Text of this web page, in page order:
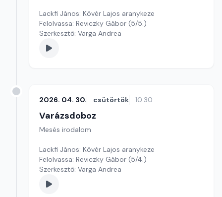
Lackfi János: Kövér Lajos aranykeze
Felolvassa: Reviczky Gábor (5/5.)
Szerkesztő: Varga Andrea
2026. 04. 30. csütörtök 10:30
Varázsdoboz
Mesés irodalom
Lackfi János: Kövér Lajos aranykeze
Felolvassa: Reviczky Gábor (5/4.)
Szerkesztő: Varga Andrea